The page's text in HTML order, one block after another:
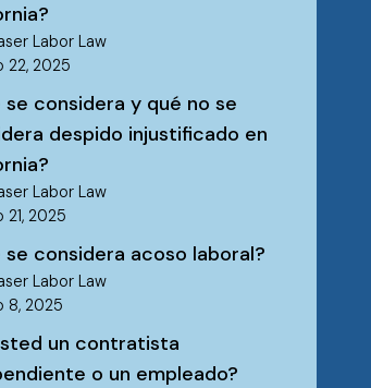
Labor Law
22, 2025
se considera y qué no se
despido injustificado en
Labor Law
2025
se considera acoso laboral?
Labor Law
8, 2025
un contratista
o un empleado?